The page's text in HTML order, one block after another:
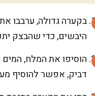
בקערה גדולה, ערבבו
היבשים, כדי שהבצק
דביק, אפשר להוסיף